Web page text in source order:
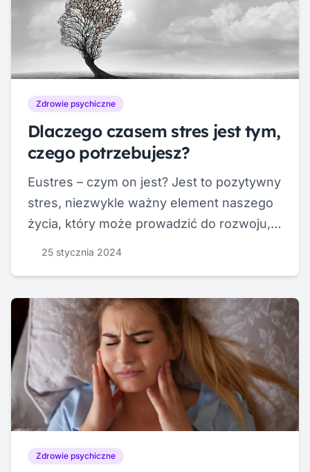
zwiększonej wrażliwości na bodźce
wizualne. Tego […]
Zdrowie psychiczne
Dlaczego czasem stres jest tym,
czego potrzebujesz?
Eustres – czym on jest? Jest to pozytywny
stres, niezwykle ważny element naszego
życia, który może prowadzić do rozwoju,
osiągasz sukcesy lub przeżywasz
ekscytujące chwile w życiu.
25 stycznia 2024
Zdrowie psychiczne